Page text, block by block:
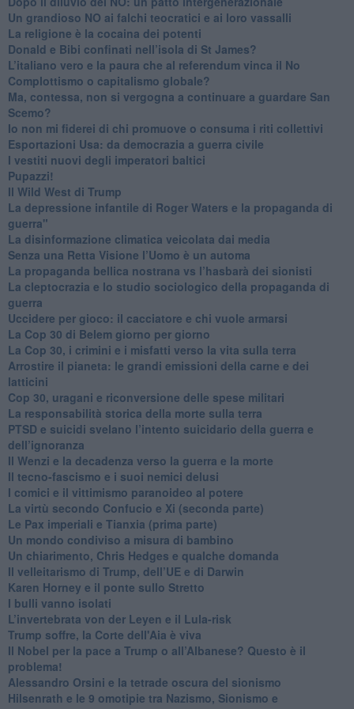
​Un grandioso NO ai falchi teocratici e ai loro vassalli
La religione è la cocaina dei potenti
Donald e Bibi confinati nell’isola di St James?
L’italiano vero e la paura che al referendum vinca il No
​Complottismo o capitalismo globale?
​Ma, contessa, non si vergogna a continuare a guardare San
Scemo?
​Io non mi fiderei di chi promuove o consuma i riti collettivi
Esportazioni Usa: da democrazia a guerra civile
​I vestiti nuovi degli imperatori baltici
​Pupazzi!
​Il Wild West di Trump
​La depressione infantile di Roger Waters e la propaganda di
guerra"
​La disinformazione climatica veicolata dai media
Senza una Retta Visione l’Uomo è un automa
​La propaganda bellica nostrana vs l’hasbarà dei sionisti
​La cleptocrazia e lo studio sociologico della propaganda di
guerra
​Uccidere per gioco: il cacciatore e chi vuole armarsi
​La Cop 30 di Belem giorno per giorno
La Cop 30, i crimini e i misfatti verso la vita sulla terra
Arrostire il pianeta: le grandi emissioni della carne e dei
latticini
​Cop 30, uragani e riconversione delle spese militari
La responsabilità storica della morte sulla terra
PTSD e suicidi svelano l’intento suicidario della guerra e
dell’ignoranza
Il Wenzi e la decadenza verso la guerra e la morte
​Il tecno-fascismo e i suoi nemici delusi
​I comici e il vittimismo paranoideo al potere
​La virtù secondo Confucio e Xi (seconda parte)
Le Pax imperiali e Tianxia (prima parte)
Un mondo condiviso a misura di bambino
​Un chiarimento, Chris Hedges e qualche domanda
Il velleitarismo di Trump, dell’UE e di Darwin
​Karen Horney e il ponte sullo Stretto
​I bulli vanno isolati
L’invertebrata von der Leyen e il Lula-risk
Trump soffre, la Corte dell'Aia è viva
​Il Nobel per la pace a Trump o all’Albanese? Questo è il
problema!
​Alessandro Orsini e la tetrade oscura del sionismo
​Hilsenrath e le 9 omotipie tra Nazismo, Sionismo e